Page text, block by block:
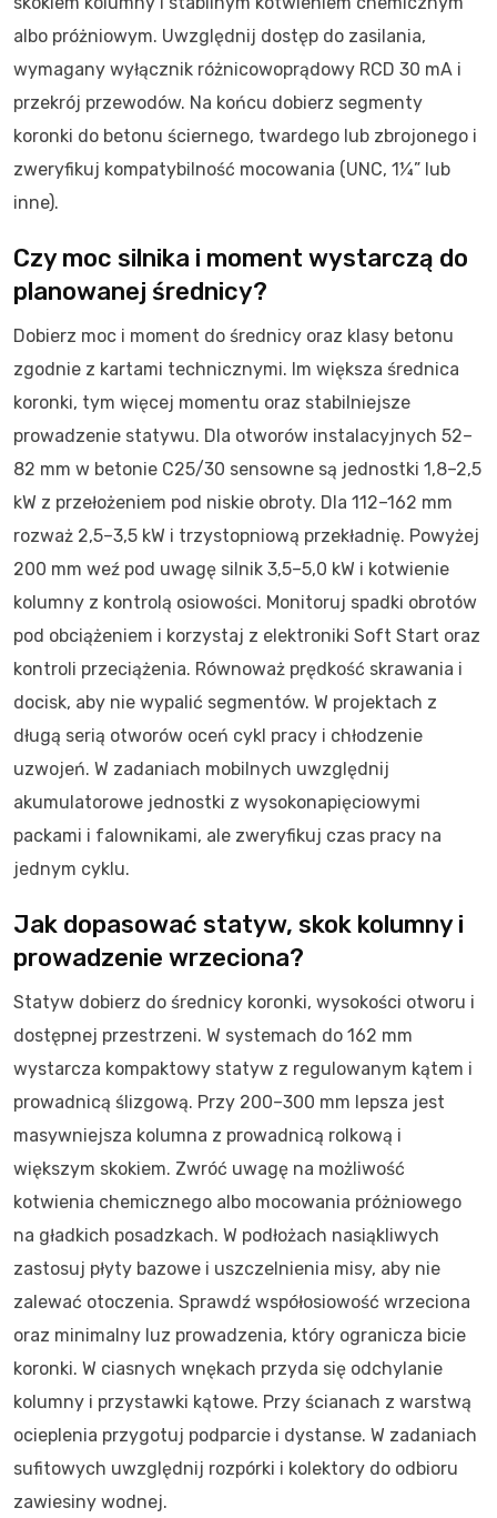
albo próżniowym. Uwzględnij dostęp do zasilania,
wymagany wyłącznik różnicowoprądowy RCD 30 mA i
przekrój przewodów. Na końcu dobierz segmenty
koronki do betonu ściernego, twardego lub zbrojonego i
zweryfikuj kompatybilność mocowania (UNC, 1¼” lub
inne).
Czy moc silnika i moment wystarczą do
planowanej średnicy?
Dobierz moc i moment do średnicy oraz klasy betonu
zgodnie z kartami technicznymi. Im większa średnica
koronki, tym więcej momentu oraz stabilniejsze
prowadzenie statywu. Dla otworów instalacyjnych 52–
82 mm w betonie C25/30 sensowne są jednostki 1,8–2,5
kW z przełożeniem pod niskie obroty. Dla 112–162 mm
rozważ 2,5–3,5 kW i trzystopniową przekładnię. Powyżej
200 mm weź pod uwagę silnik 3,5–5,0 kW i kotwienie
kolumny z kontrolą osiowości. Monitoruj spadki obrotów
pod obciążeniem i korzystaj z elektroniki Soft Start oraz
kontroli przeciążenia. Równoważ prędkość skrawania i
docisk, aby nie wypalić segmentów. W projektach z
długą serią otworów oceń cykl pracy i chłodzenie
uzwojeń. W zadaniach mobilnych uwzględnij
akumulatorowe jednostki z wysokonapięciowymi
packami i falownikami, ale zweryfikuj czas pracy na
jednym cyklu.
Jak dopasować statyw, skok kolumny i
prowadzenie wrzeciona?
Statyw dobierz do średnicy koronki, wysokości otworu i
dostępnej przestrzeni. W systemach do 162 mm
wystarcza kompaktowy statyw z regulowanym kątem i
prowadnicą ślizgową. Przy 200–300 mm lepsza jest
masywniejsza kolumna z prowadnicą rolkową i
większym skokiem. Zwróć uwagę na możliwość
kotwienia chemicznego albo mocowania próżniowego
na gładkich posadzkach. W podłożach nasiąkliwych
zastosuj płyty bazowe i uszczelnienia misy, aby nie
zalewać otoczenia. Sprawdź współosiowość wrzeciona
oraz minimalny luz prowadzenia, który ogranicza bicie
koronki. W ciasnych wnękach przyda się odchylanie
kolumny i przystawki kątowe. Przy ścianach z warstwą
ocieplenia przygotuj podparcie i dystanse. W zadaniach
sufitowych uwzględnij rozpórki i kolektory do odbioru
zawiesiny wodnej.